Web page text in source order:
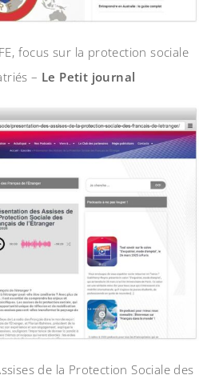
focus sur la protection sociale
– Le Petit journal
de la Protection Sociale des